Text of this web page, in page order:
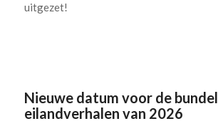
uitgezet!
Nieuwe datum voor de bundel
eilandverhalen van 2026